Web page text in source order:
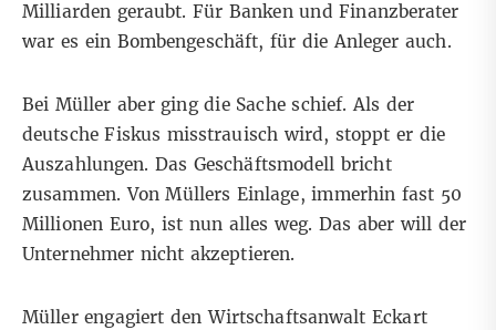
Milliarden geraubt. Für Banken und Finanzberater
war es ein Bombengeschäft, für die Anleger auch.
Bei Müller aber ging die Sache schief. Als der
deutsche Fiskus misstrauisch wird, stoppt er die
Auszahlungen. Das Geschäftsmodell bricht
zusammen. Von Müllers Einlage, immerhin fast 50
Millionen Euro, ist nun alles weg. Das aber will der
Unternehmer nicht akzeptieren.
Müller engagiert den Wirtschaftsanwalt Eckart